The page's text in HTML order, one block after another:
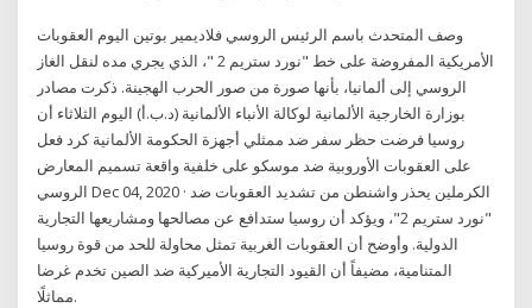
وصف المتحدث باسم الرئيس الروسي فلاديمير بوتين اليوم العقوبات
الأمريكية المفروضة على خط "نورد ستريم 2 "، الذي يجري مده لنقل الغاز
الروسي إلى ألمانيا، بأنها صورة من صور الحرب الهجينة. ذكرت مصادر
بوزارة الخارجية الألمانية لوكالة الأنباء الألمانية (د.ب.أ) اليوم الثلاثاء أن
روسيا فرضت حظر سفر ضد ممثلي أجهزة الحكومة الألمانية كرد فعل
على العقوبات الأوروبية ضد موسكو على خلفية واقعة تسميم المعارض
الروسي Dec 04, 2020 · الكرملين يحذر واشنطن من تشديد العقوبات ضد
"نورد ستريم 2"، ويؤكد أن روسيا ستدافع عن مصالحها ومشاريعها التجارية
الدولية. وأوضح أن العقوبات الغربية تمثل محاولة للحد من قوة روسيا
المتنامية، مضيفاً أن القيود التجارية الأميركية ضد الصين تخدم غرضا
مماثلًا.